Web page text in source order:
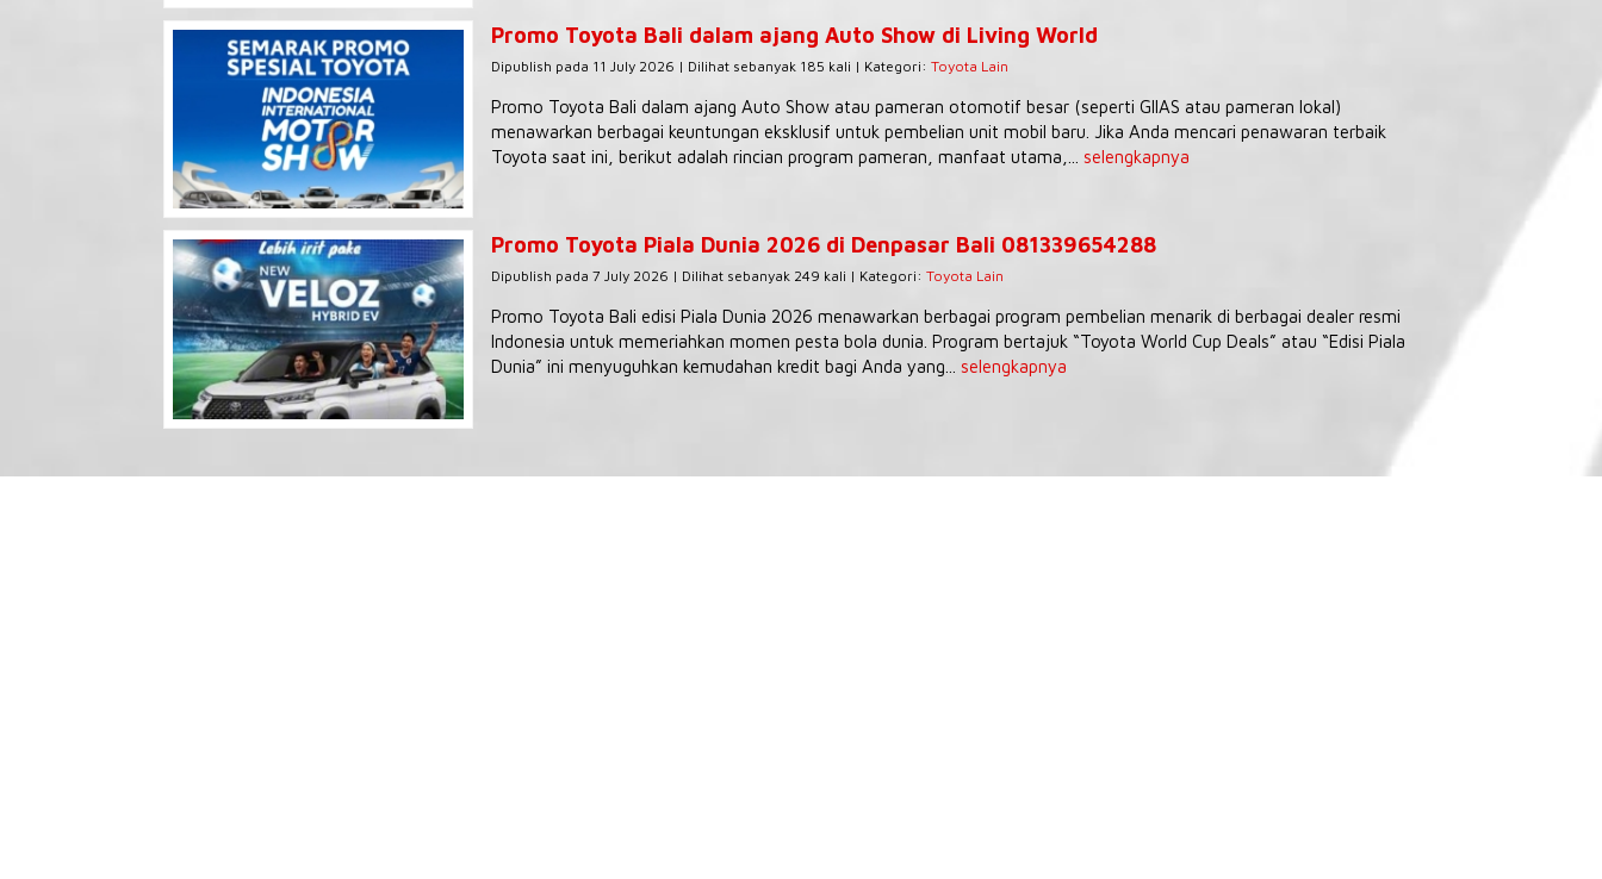
Promo Toyota Bali dalam ajang Auto Show di Living World
Dipublish pada 11 July 2026 | Dilihat sebanyak 185 kali | Kategori: Toyota Lain
Promo Toyota Bali dalam ajang Auto Show atau pameran otomotif besar (seperti GIIAS atau pameran lokal)
menawarkan berbagai keuntungan eksklusif untuk pembelian unit mobil baru. Jika Anda mencari penawaran terbaik
Toyota saat ini, berikut adalah rincian program pameran, manfaat utama,... selengkapnya
Promo Toyota Piala Dunia 2026 di Denpasar Bali 081339654288
Dipublish pada 7 July 2026 | Dilihat sebanyak 249 kali | Kategori: Toyota Lain
Promo Toyota Bali edisi Piala Dunia 2026 menawarkan berbagai program pembelian menarik di berbagai dealer resmi
Indonesia untuk memeriahkan momen pesta bola dunia. Program bertajuk “Toyota World Cup Deals” atau “Edisi Piala
Dunia” ini menyuguhkan kemudahan kredit bagi Anda yang... selengkapnya